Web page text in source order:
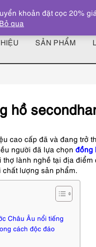
SẢN PHẨM
hồ
cao cấp đã và đang trở
người đã lựa chọn đồng
lành nghề tại địa
lượng sản phẩm.
Châu Âu nổi tiếng
cách độc đáo
khoản đặt cọc 20%
Bỏ qua